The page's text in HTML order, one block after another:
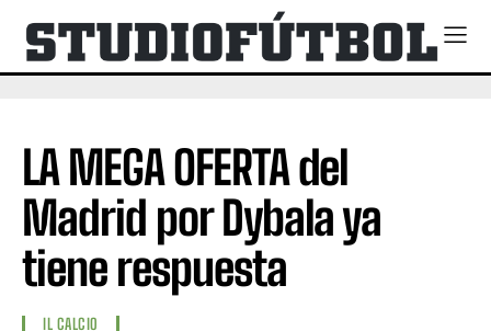
LA MEGA OFERTA del
Madrid por Dybala ya
tiene respuesta
IL CALCIO